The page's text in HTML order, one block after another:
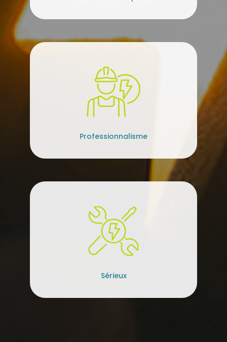
Professionnalisme
Sérieux